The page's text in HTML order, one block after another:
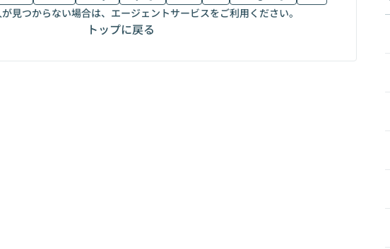
見つからない場合は、エージェントサービスをご利用ください。
トップに戻る